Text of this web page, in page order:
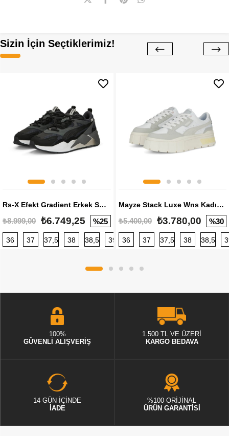
Sizin İçin Seçtiklerimiz!
Rs-X Efekt Gradient Erkek Sneaker
₺8.999,00 ₺6.749,25 %25
36 37 37,5 38 38,5 39 40 40,5 41 42 42,5
Mayze Stack Luxe Wns Kadın Sneaker
₺5.400,00 ₺3.780,00 %30
36 37 37,5 38 38,5
100%
GÜVENLİ ALIŞVERİŞ
1.500 TL VE ÜZERİ
KARGO BEDAVA
14 GÜN İÇİNDE
İADE
%100 ORİJİNAL
ÜRÜN GARANTİSİ